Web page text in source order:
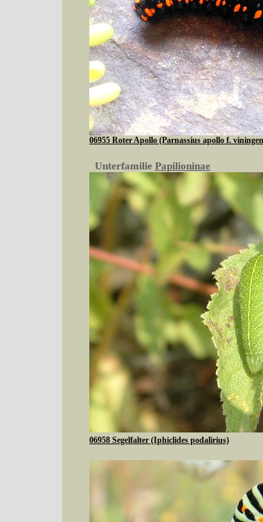
06955 Roter Apollo (Parnassius apollo f.
Unterfamilie Papilioninae
06958 Segelfalter (Iphiclides podalirius)